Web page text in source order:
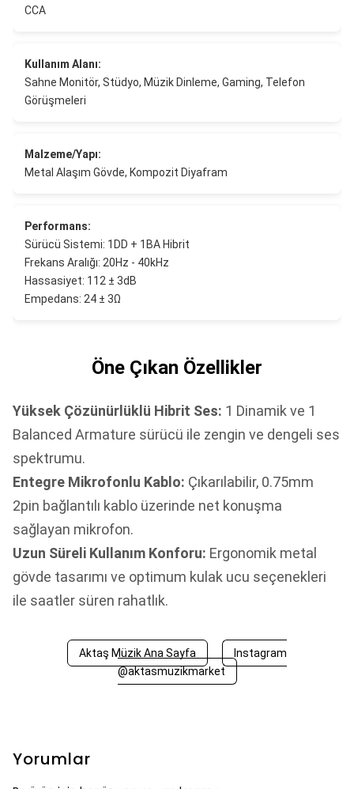
CCA
Kullanım Alanı:
Sahne Monitör, Stüdyo, Müzik Dinleme, Gaming, Telefon
Görüşmeleri
Malzeme/Yapı:
Metal Alaşım Gövde, Kompozit Diyafram
Performans:
Sürücü Sistemi: 1DD + 1BA Hibrit
Frekans Aralığı: 20Hz - 40kHz
Hassasiyet: 112 ± 3dB
Empedans: 24 ± 3Ω
Öne Çıkan Özellikler
Yüksek Çözünürlüklü Hibrit Ses: 1 Dinamik ve 1
Balanced Armature sürücü ile zengin ve dengeli ses
spektrumu.
Entegre Mikrofonlu Kablo: Çıkarılabilir, 0.75mm
2pin bağlantılı kablo üzerinde net konuşma
sağlayan mikrofon.
Uzun Süreli Kullanım Konforu: Ergonomik metal
gövde tasarımı ve optimum kulak ucu seçenekleri
ile saatler süren rahatlık.
Aktaş Müzik Ana Sayfa
Instagram
@aktasmuzikmarket
Yorumlar